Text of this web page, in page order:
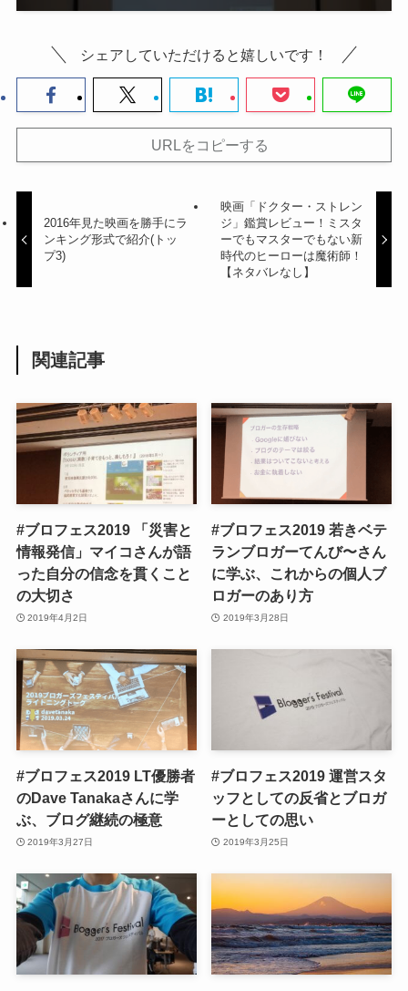
シェアしていただけると嬉しいです！
URLをコピーする
2016年見た映画を勝手にラ
ンキング形式で紹介(トッ
プ3)
映画「ドクター・ストレン
ジ」鑑賞レビュー！ミスタ
ーでもマスターでもない新
時代のヒーローは魔術師！
【ネタバレなし】
関連記事
#ブロフェス2019 「災害と
情報発信」マイコさんが語
った自分の信念を貫くこと
の大切さ
2019年4月2日
#ブロフェス2019 若きベテ
ランブロガーてんび〜さん
に学ぶ、これからの個人ブ
ロガーのあり方
2019年3月28日
#ブロフェス2019 LT優勝者
のDave Tanakaさんに学
ぶ、ブログ継続の極意
2019年3月27日
#ブロフェス2019 運営スタ
ッフとしての反省とブロガ
ーとしての思い
2019年3月25日